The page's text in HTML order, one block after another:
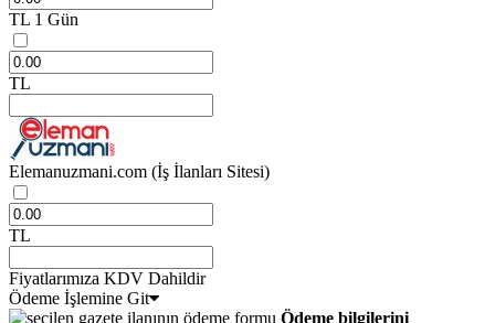
TL 1 Gün
TL
Elemanuzmani.com (İş İlanları Sitesi)
TL
Fiyatlarımıza KDV Dahildir
Ödeme İşlemine Git
Ödeme bilgilerini